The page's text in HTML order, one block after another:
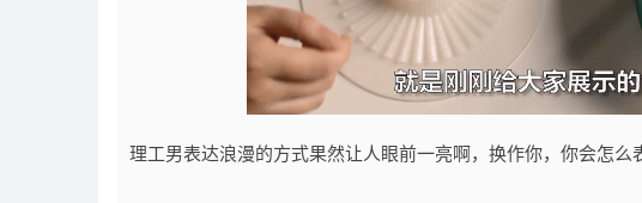
理工男表达浪漫的方式果然让人眼前一亮啊，换作你，你会怎么